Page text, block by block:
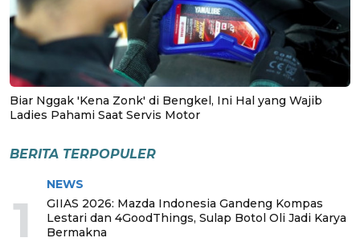
Biar Nggak 'Kena Zonk' di Bengkel, Ini Hal yang Wajib
Ladies Pahami Saat Servis Motor
BERITA TERPOPULER
1
NEWS
GIIAS 2026: Mazda Indonesia Gandeng Kompas
Lestari dan 4GoodThings, Sulap Botol Oli Jadi Karya
Bermakna